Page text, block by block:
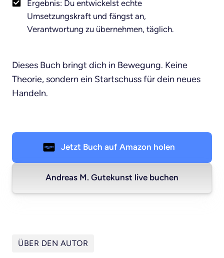
Ergebnis: Du entwickelst echte
Umsetzungskraft und fängst an,
Verantwortung zu übernehmen, täglich.
Dieses Buch bringt dich in Bewegung. Keine
Theorie, sondern ein Startschuss für dein neues
Handeln.
Jetzt Buch auf Amazon holen
Andreas M. Gutekunst live buchen
ÜBER DEN AUTOR